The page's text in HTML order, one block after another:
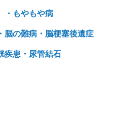
・もやもや病
脳の難病・脳梗塞後遺症
疾患・尿管結石